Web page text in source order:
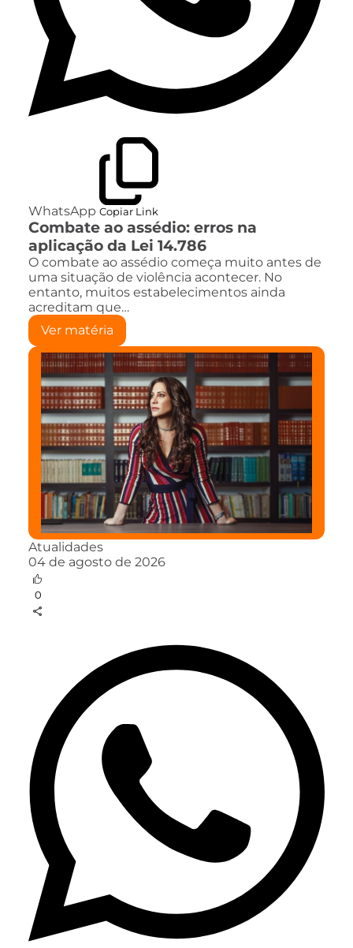
WhatsApp Copiar Link
Combate ao assédio: erros na
aplicação da Lei 14.786
O combate ao assédio começa muito antes de
uma situação de violência acontecer. No
entanto, muitos estabelecimentos ainda
acreditam que…
Ver matéria
Atualidades
04 de agosto de 2026
0